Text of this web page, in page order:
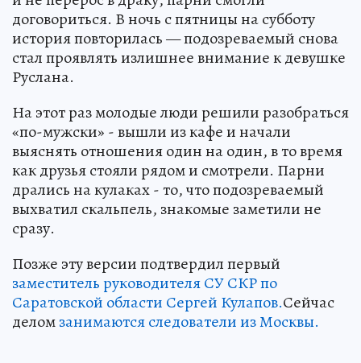
договориться. В ночь с пятницы на субботу
история повторилась — подозреваемый снова
стал проявлять излишнее внимание к девушке
Руслана.
На этот раз молодые люди решили разобраться
«по-мужски» - вышли из кафе и начали
выяснять отношения один на один, в то время
как друзья стояли рядом и смотрели. Парни
дрались на кулаках - то, что подозреваемый
выхватил скальпель, знакомые заметили не
сразу.
Позже эту версии подтвердил первый
заместитель руководителя СУ СКР по
Саратовской области Сергей Кулапов.Сейчас
деломзанимаются следователи из Москвы.